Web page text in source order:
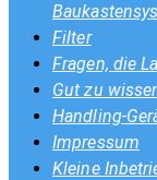
Filter
Fragen, die
Gut zu
Handling-
Impressum
Kleine